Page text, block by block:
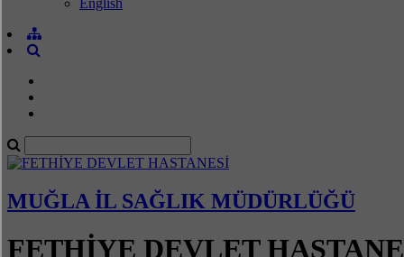
English
MUĞLA İL SAĞLIK MÜDÜRLÜĞÜ
FETHİYE DEVLET